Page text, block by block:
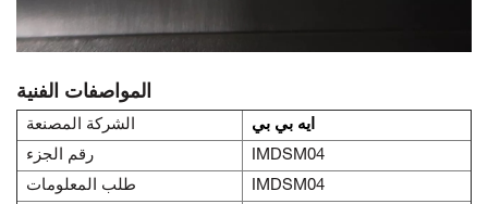
المواصفات الفنية
الشركة المصنعة
ايه بي بي
رقم الجزء
IMDSM04
طلب المعلومات
IMDSM04